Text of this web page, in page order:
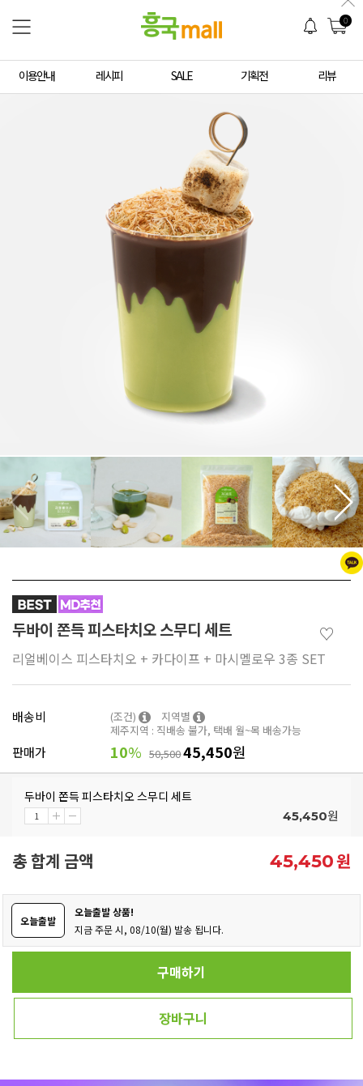
0
이용안내 레시피 SALE 기획전 리뷰
두바이 쫀득 피스타치오 스무디 세트 ♡
리얼베이스 피스타치오 + 카다이프 + 마시멜로우 3종 SET
배송비 (조건)
지역별
제주지역 : 직배송 불가, 택배 월~목 배송가능
판매가 10% 50,50045,450원
두바이 쫀득 피스타치오 스무디 세트
45,450원
총 합계 금액 45,450원
오늘출발
오늘출발 상품!
지금 주문 시, 08/10(월) 발송 됩니다.
구매하기
장바구니